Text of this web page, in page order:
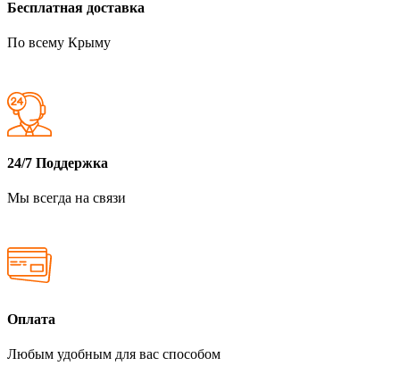
Бесплатная доставка
По всему Крыму
24/7 Поддержка
Мы всегда на связи
Оплата
Любым удобным для вас способом